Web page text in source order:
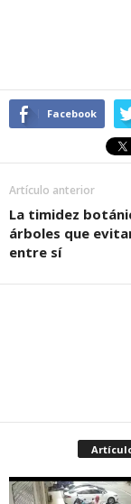
Facebook
Artículo anterior
La timidez
árboles que
entre sí